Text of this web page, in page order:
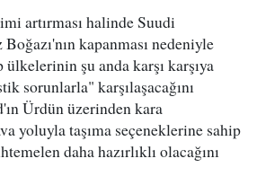
artırması halinde Suudi
kapanması nedeniyle
şu anda karşı karşıya
sorunlarla" karşılaşacağını
Ürdün üzerinden kara
yoluyla taşıma seçeneklerine sahip
daha hazırlıklı olacağını